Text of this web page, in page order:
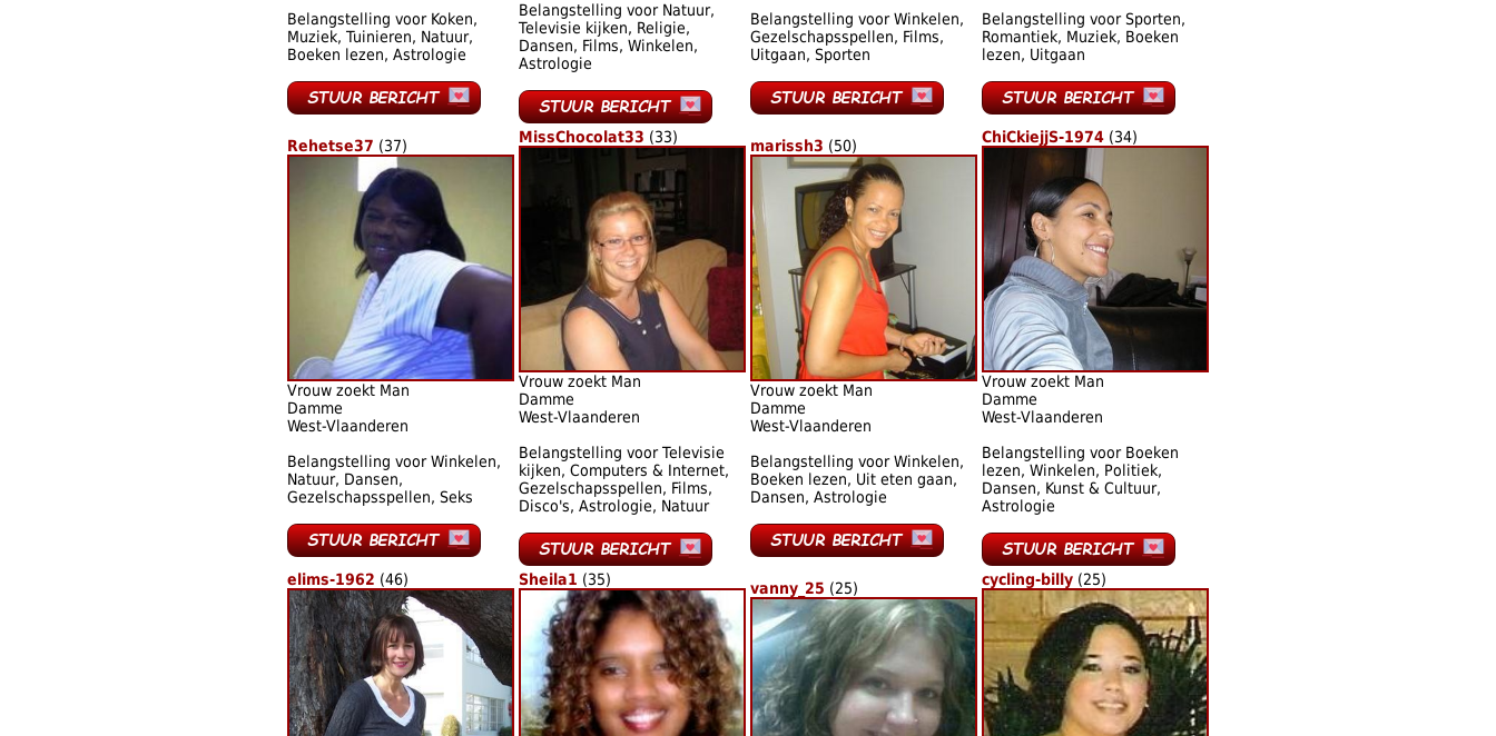
Belangstelling voor Koken,
Muziek, Tuinieren, Natuur,
Boeken lezen, Astrologie
Belangstelling voor Natuur,
Televisie kijken, Religie,
Dansen, Films, Winkelen,
Astrologie
Belangstelling voor Winkelen,
Gezelschapsspellen, Films,
Uitgaan, Sporten
Belangstelling voor Sporten,
Romantiek, Muziek, Boeken
lezen, Uitgaan
Rehetse37 (37)
Vrouw zoekt Man
Damme
West-Vlaanderen
Belangstelling voor Winkelen,
Natuur, Dansen,
Gezelschapsspellen, Seks
MissChocolat33 (33)
Vrouw zoekt Man
Damme
West-Vlaanderen
Belangstelling voor Televisie
kijken, Computers & Internet,
Gezelschapsspellen, Films,
Disco's, Astrologie, Natuur
marissh3 (50)
Vrouw zoekt Man
Damme
West-Vlaanderen
Belangstelling voor Winkelen,
Boeken lezen, Uit eten gaan,
Dansen, Astrologie
ChiCkiejjS-1974 (34)
Vrouw zoekt Man
Damme
West-Vlaanderen
Belangstelling voor Boeken
lezen, Winkelen, Politiek,
Dansen, Kunst & Cultuur,
Astrologie
elims-1962 (46) Sheila1 (35) vanny_25 (25) cycling-billy (25)